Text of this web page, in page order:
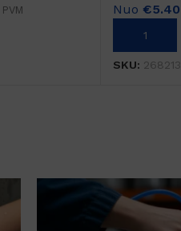
Nuo €5.40
Į KREPŠELĮ
SKU: 268213